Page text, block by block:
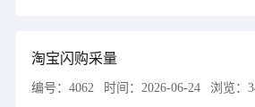
淘宝闪购采量
编号： 4062 时间： 2026-06-24 浏览：